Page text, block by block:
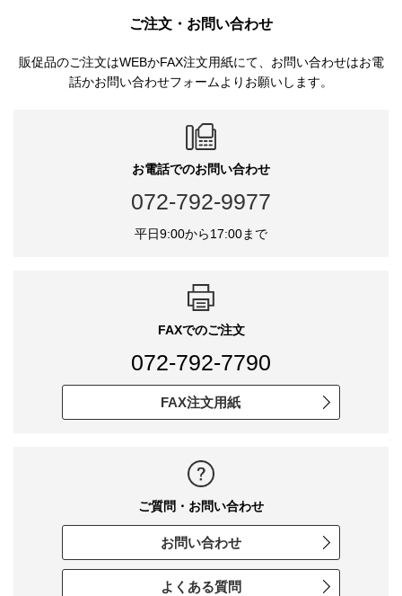
ご注文・お問い合わせ
販促品のご注文はWEBかFAX注文用紙にて、お問い合わせはお電
話かお問い合わせフォームよりお願いします。
お電話でのお問い合わせ
072-792-9977
平日9:00から17:00まで
FAXでのご注文
072-792-7790
FAX注文用紙
ご質問・お問い合わせ
お問い合わせ
よくある質問